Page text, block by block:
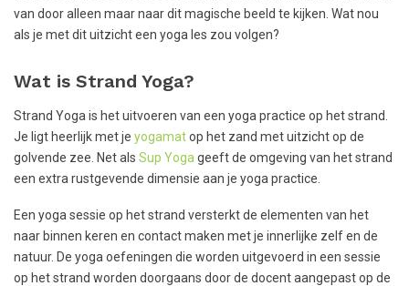
van door alleen maar naar dit magische beeld te kijken. Wat nou
als je met dit uitzicht een yoga les zou volgen?
Wat is Strand Yoga?
Strand Yoga is het uitvoeren van een yoga practice op het strand.
Je ligt heerlijk met je yogamatop het zand met uitzicht op de
golvende zee. Net als Sup Yoga geeft de omgeving van het strand
een extra rustgevende dimensie aan je yoga practice.
Een yoga sessie op het strand versterkt de elementen van het
naar binnen keren en contact maken met je innerlijke zelf en de
natuur. De yoga oefeningen die worden uitgevoerd in een sessie
op het strand worden doorgaans door de docent aangepast op de